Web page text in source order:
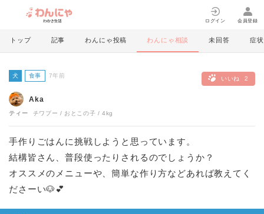
ログイン 会員登録
トップ 記事 わんにゃ投稿 わんにゃ相談 未回答 症状
犬 食事 7年前 いいね 2
Aka
ティー チワプー おとこの子 4kg
手作りごはんに挑戦しようと思っています。
結構皆さん、普段使ったりされるのでしょうか？
オススメのメニューや、簡単な作り方などあれば教えてく
ださーい🐶💕